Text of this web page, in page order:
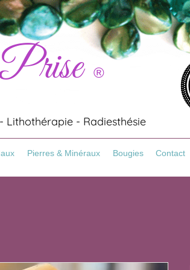
®
Lithothérapie - Radiesthésie
Pierres & Minéraux Bougies Contact